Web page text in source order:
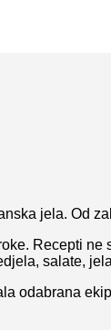
jela. Od
Recepti
salate,
odabrana